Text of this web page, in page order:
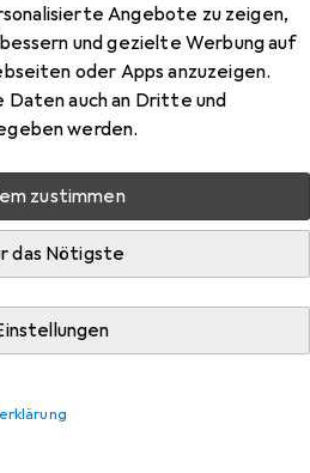
Angebote zu zeigen,
und gezielte Werbung auf
oder Apps anzuzeigen.
Daten auch an Dritte und
werden.
zustimmen
das Nötigste
Fame-Line
Zubehör zum Produkt Vicco
rund